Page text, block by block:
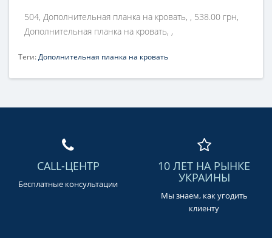
504, Дополнительная планка на кровать, , 538.00 грн,
Дополнительная планка на кровать, ,
Теги:Дополнительная планка на кровать
CALL-ЦЕНТР
Бесплатные консультации
10 ЛЕТ НА РЫНКЕ
УКРАИНЫ
Мы знаем, как угодить
клиенту